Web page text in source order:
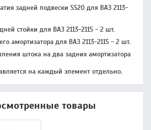
задней подвески SS20 для ВАЗ 2113-
стойки для ВАЗ 2113-2115 - 2 шт.
амортизатора для ВАЗ 2113-2115 - 2 шт.
штока на два задних амортизатора
на каждый элемент отдельно.
товары